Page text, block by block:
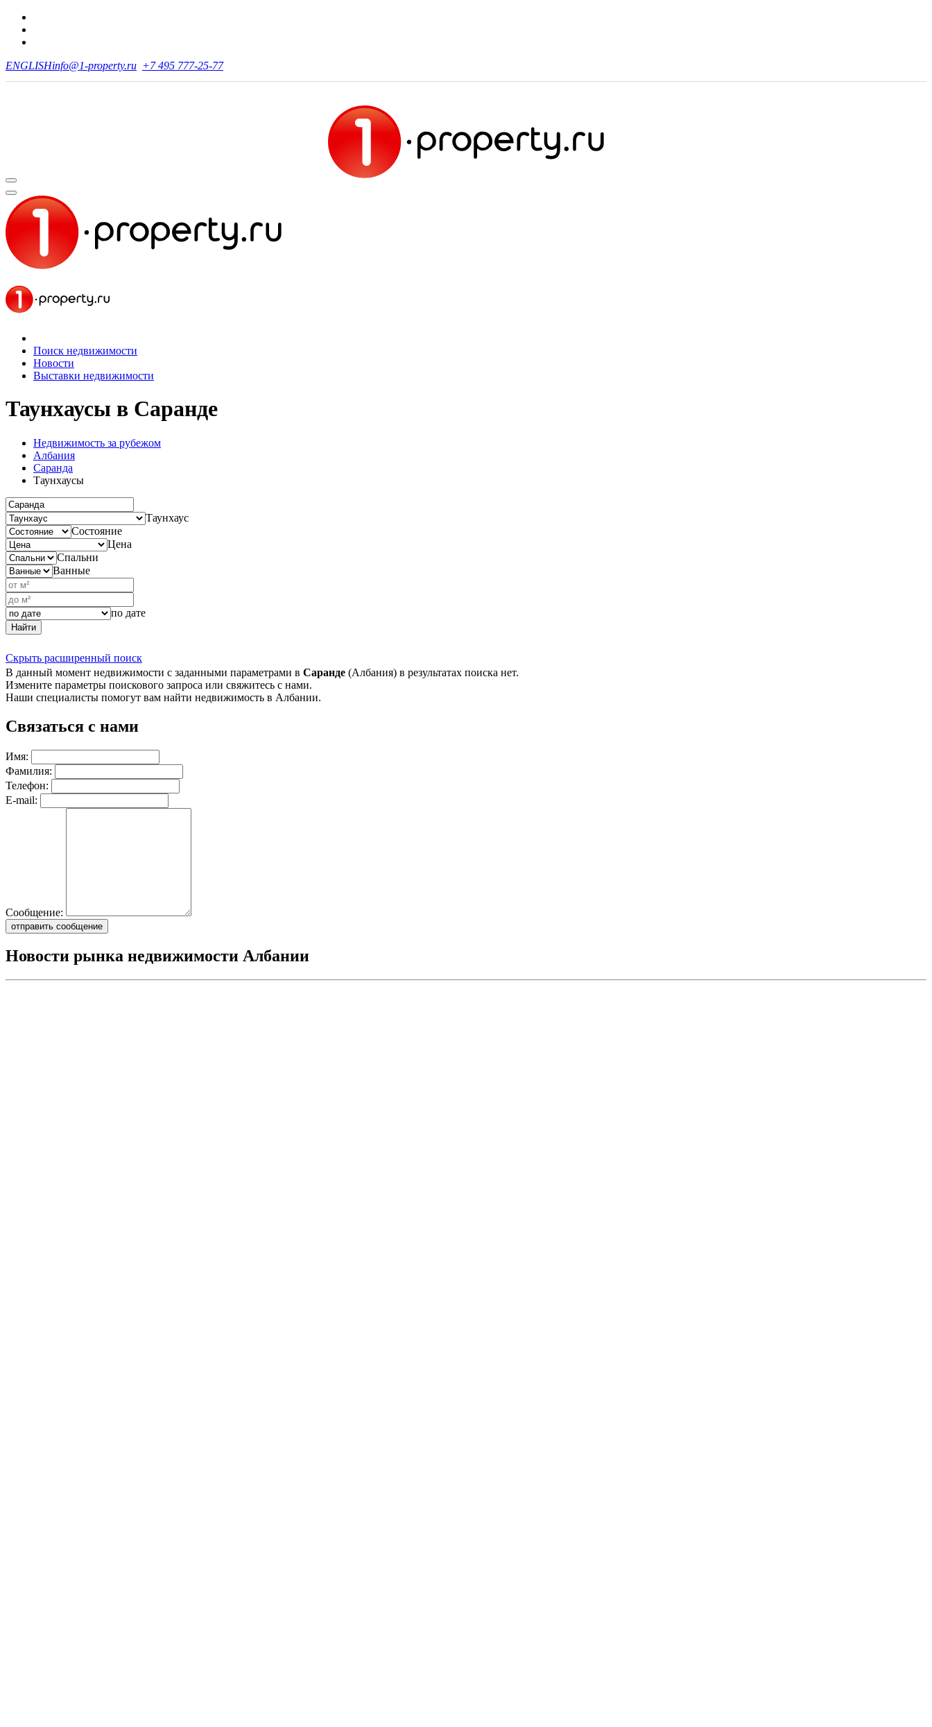
ENGLISHinfo@1-property.ru +7 495 777-25-77
Поиск недвижимости
Новости
Выставки недвижимости
Таунхаусы в Саранде
Недвижимость за рубежом
Албания
Саранда
Таунхаусы
Таунхаус
Состояние
Цена
Спальни
Ванные
по дате
Найти
Скрыть расширенный поиск
В данный момент недвижимости с заданными параметрами в Саранде (Албания) в результатах поиска нет.
Измените параметры поискового запроса или свяжитесь с нами.
Наши специалисты помогут вам найти недвижимость в Албании.
Связаться с нами
Имя:
Фамилия:
Телефон:
E-mail:
Сообщение:
отправить сообщение
Новости рынка недвижимости Албании